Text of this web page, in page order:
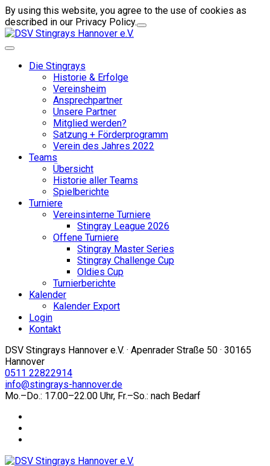
By using this website, you agree to the use of cookies as
described in our Privacy Policy.
Die Stingrays
Historie & Erfolge
Vereinsheim
Ansprechpartner
Unsere Partner
Mitglied werden?
Satzung + Förderprogramm
Verein des Jahres 2022
Teams
Übersicht
Historie aller Teams
Spielberichte
Turniere
Vereinsinterne Turniere
Stingray League 2026
Offene Turniere
Stingray Master Series
Stingray Challenge Cup
Oldies Cup
Turnierberichte
Kalender
Kalender Export
Login
Kontakt
DSV Stingrays Hannover e.V. · Apenrader Straße 50 · 30165
Hannover
0511 22822914
info@stingrays-hannover.de
Mo.–Do.: 17.00–22.00 Uhr, Fr.–So.: nach Bedarf